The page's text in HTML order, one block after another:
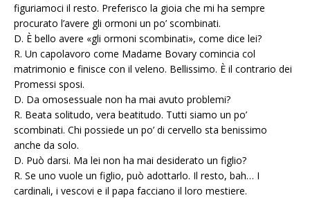
figuriamoci il resto. Preferisco la gioia che mi ha sempre
procurato l’avere gli ormoni un po’ scombinati.
D. È bello avere «gli ormoni scombinati», come dice lei?
R. Un capolavoro come Madame Bovary comincia col
matrimonio e finisce con il veleno. Bellissimo. È il contrario dei
Promessi sposi.
D. Da omosessuale non ha mai avuto problemi?
R. Beata solitudo, vera beatitudo. Tutti siamo un po’
scombinati. Chi possiede un po’ di cervello sta benissimo
anche da solo.
D. Può darsi. Ma lei non ha mai desiderato un figlio?
R. Se uno vuole un figlio, può adottarlo. Il resto, bah… I
cardinali, i vescovi e il papa facciano il loro mestiere.